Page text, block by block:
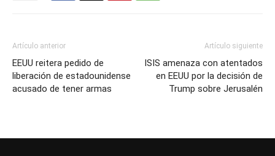
Artículo anterior
EEUU reitera pedido de
liberación de estadounidense
acusado de tener armas
Artículo siguiente
ISIS amenaza con atentados
en EEUU por la decisión de
Trump sobre Jerusalén